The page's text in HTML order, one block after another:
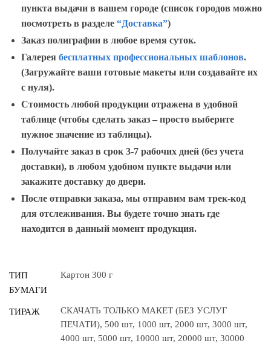
пункта выдачи в вашем городе (список городов можно
посмотреть в разделе “Доставка”)
Заказ полиграфии в любое время суток.
Галерея бесплатных профессиональных шаблонов.
(Загружайте ваши готовые макеты или создавайте их
с нуля).
Стоимость любой продукции отражена в удобной
таблице (чтобы сделать заказ – просто выберите
нужное значение из таблицы).
Получайте заказ в срок 3-7 рабочих дней (без учета
доставки), в любом удобном пункте выдачи или
закажите доставку до двери.
После отправки заказа, мы отправим вам трек-код
для отслеживания. Вы будете точно знать где
находится в данный момент продукция.
ТИП
БУМАГИ
Картон 300 г
ТИРАЖ
СКАЧАТЬ ТОЛЬКО МАКЕТ (БЕЗ УСЛУГ
ПЕЧАТИ), 500 шт, 1000 шт, 2000 шт, 3000 шт,
4000 шт, 5000 шт, 10000 шт, 20000 шт, 30000